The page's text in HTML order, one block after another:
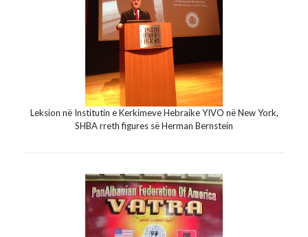
Leksion në Institutin e Kerkimeve Hebraike YIVO në New York,
SHBA rreth figures së Herman Bernstein